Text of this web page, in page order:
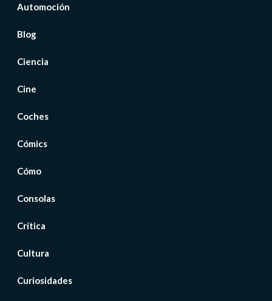
Automoción
Blog
Ciencia
Cine
Coches
Cómics
Cómo
Consolas
Crítica
Cultura
Curiosidades